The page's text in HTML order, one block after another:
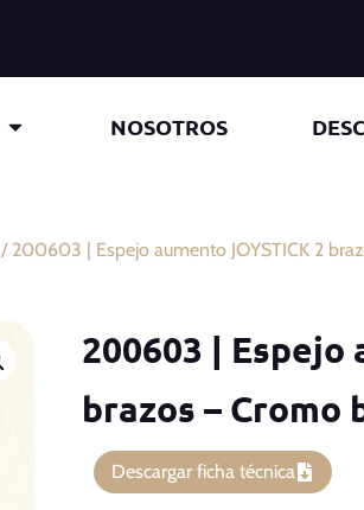
NOSOTROS
/ 200603 | Espejo aumento JOYSTICK 2
200603 | Espejo
brazos – Cromo
Descargar ficha técnica